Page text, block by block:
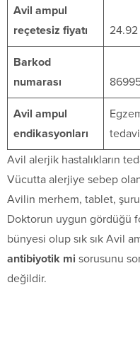
Avil ampul
reçetesiz fiyatı
24.92
Barkod
numarası
Avil ampul
endikasyonları
Avil alerjik hastalıkların
Vücutta alerjiye sebep
Avilin merhem, tablet,
Doktorun uygun gördüğü
bünyesi olup sık sık Avil
antibiyotik mi sorusunu
değildir.